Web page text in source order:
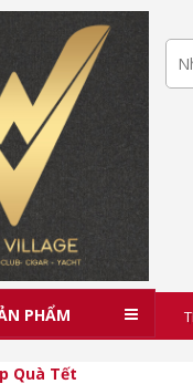
PHẨM
Quà Tết